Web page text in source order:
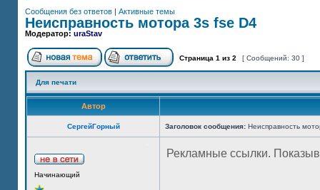
Сообщения без ответов | Активные темы
Неисправность мотора 3s fse D4
Модератор: uraStav
Страница 1 из 2 [ Сообщений: 30 ]
Для печати
Автор
СергейГорный Заголовок сообщения: Неисправность
Начинающий
Рекламные ссылки.